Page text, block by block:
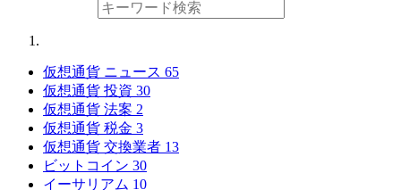
仮想通貨 ニュース 65
仮想通貨 投資 30
仮想通貨 法案 2
仮想通貨 税金 3
仮想通貨 交換業者 13
ビットコイン 30
イーサリアム 10